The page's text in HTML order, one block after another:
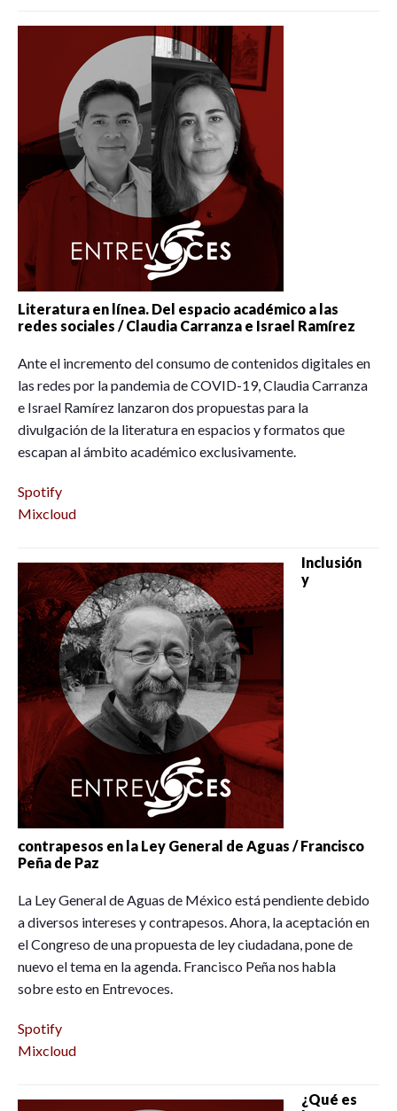
Literatura en línea. Del espacio académico a las
redes sociales / Claudia Carranza e Israel Ramírez
Ante el incremento del consumo de contenidos digitales en
las redes por la pandemia de COVID-19, Claudia Carranza
e Israel Ramírez lanzaron dos propuestas para la
divulgación de la literatura en espacios y formatos que
escapan al ámbito académico exclusivamente.
Spotify
Mixcloud
Inclusión
y
contrapesos en la Ley General de Aguas / Francisco
Peña de Paz
La Ley General de Aguas de México está pendiente debido
a diversos intereses y contrapesos. Ahora, la aceptación en
el Congreso de una propuesta de ley ciudadana, pone de
nuevo el tema en la agenda. Francisco Peña nos habla
sobre esto en Entrevoces.
Spotify
Mixcloud
¿Qué es